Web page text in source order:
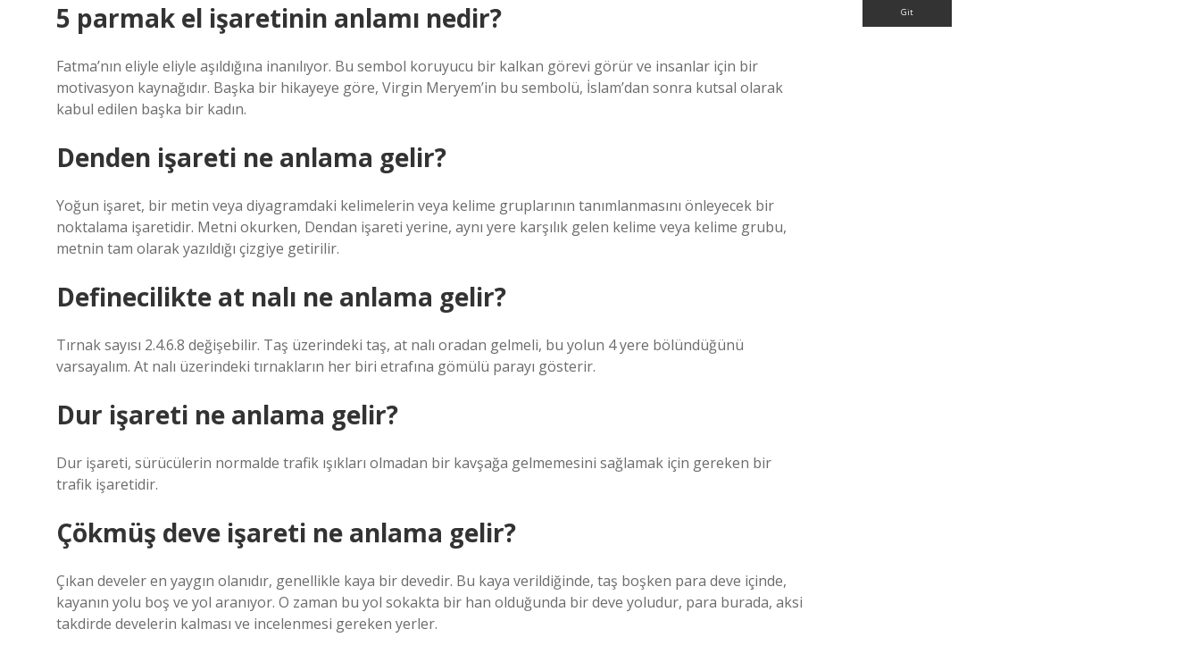
5 parmak el işaretinin anlamı nedir?
Fatma’nın eliyle eliyle aşıldığına inanılıyor. Bu sembol koruyucu bir kalkan görevi görür ve insanlar için bir
motivasyon kaynağıdır. Başka bir hikayeye göre, Virgin Meryem’in bu sembolü, İslam’dan sonra kutsal olarak
kabul edilen başka bir kadın.
Denden işareti ne anlama gelir?
Yoğun işaret, bir metin veya diyagramdaki kelimelerin veya kelime gruplarının tanımlanmasını önleyecek bir
noktalama işaretidir. Metni okurken, Dendan işareti yerine, aynı yere karşılık gelen kelime veya kelime grubu,
metnin tam olarak yazıldığı çizgiye getirilir.
Definecilikte at nalı ne anlama gelir?
Tırnak sayısı 2.4.6.8 değişebilir. Taş üzerindeki taş, at nalı oradan gelmeli, bu yolun 4 yere bölündüğünü
varsayalım. At nalı üzerindeki tırnakların her biri etrafına gömülü parayı gösterir.
Dur işareti ne anlama gelir?
Dur işareti, sürücülerin normalde trafik ışıkları olmadan bir kavşağa gelmemesini sağlamak için gereken bir
trafik işaretidir.
Çökmüş deve işareti ne anlama gelir?
Çıkan develer en yaygın olanıdır, genellikle kaya bir devedir. Bu kaya verildiğinde, taş boşken para deve içinde,
kayanın yolu boş ve yol aranıyor. O zaman bu yol sokakta bir han olduğunda bir deve yoludur, para burada, aksi
takdirde develerin kalması ve incelenmesi gereken yerler.